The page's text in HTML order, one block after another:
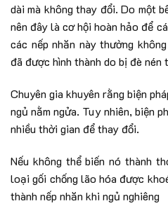
dài mà không thay đổi. Do một
nên đây là cơ hội hoàn hảo để
các nếp nhăn này thường
đã được hình thành do bị đè nén
Chuyên gia khuyên rằng biện
ngủ nằm ngửa. Tuy nhiên, biện
nhiều thời gian để thay đổi.
Nếu không thể biến nó thành
loại gối chống lão hóa được
thành nếp nhăn khi ngủ nghiêng